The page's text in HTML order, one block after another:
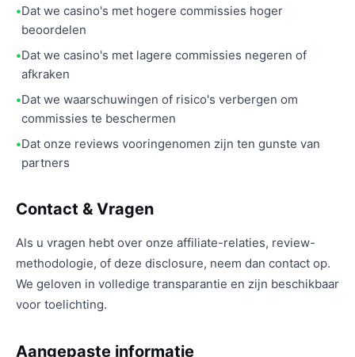
Dat we casino's met hogere commissies hoger
beoordelen
Dat we casino's met lagere commissies negeren of
afkraken
Dat we waarschuwingen of risico's verbergen om
commissies te beschermen
Dat onze reviews vooringenomen zijn ten gunste van
partners
Contact & Vragen
Als u vragen hebt over onze affiliate-relaties, review-
methodologie, of deze disclosure, neem dan contact op.
We geloven in volledige transparantie en zijn beschikbaar
voor toelichting.
Aangepaste informatie